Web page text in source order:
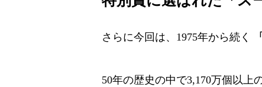
さらに今回は、1975年から続く
50年の歴史の中で3,170万個以